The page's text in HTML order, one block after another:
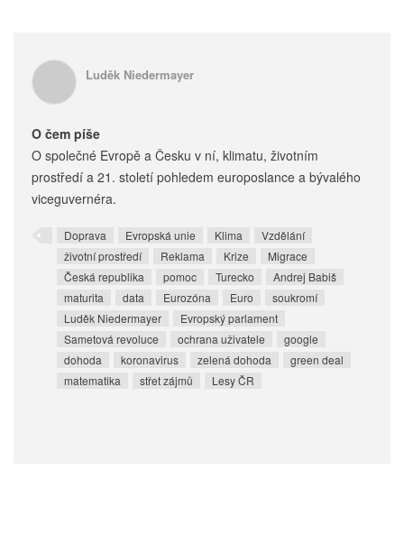
Luděk Niedermayer
O čem píše
O společné Evropě a Česku v ní, klimatu, životním
prostředí a 21. století pohledem europoslance a bývalého
viceguvernéra.
Doprava Evropská unie Klima
Vzdělání
životní prostředí
Reklama Krize
Migrace
Česká republika
pomoc Turecko
Andrej Babiš
maturita
data Eurozóna Euro
soukromí
Luděk Niedermayer
Evropský parlament
Sametová revoluce
ochrana uživatele
google
dohoda
koronavirus zelená dohoda
green deal
matematika
střet zájmů Lesy ČR